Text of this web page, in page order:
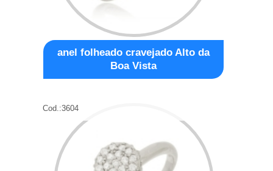
anel folheado cravejado Alto da
Boa Vista
Cod.:3604